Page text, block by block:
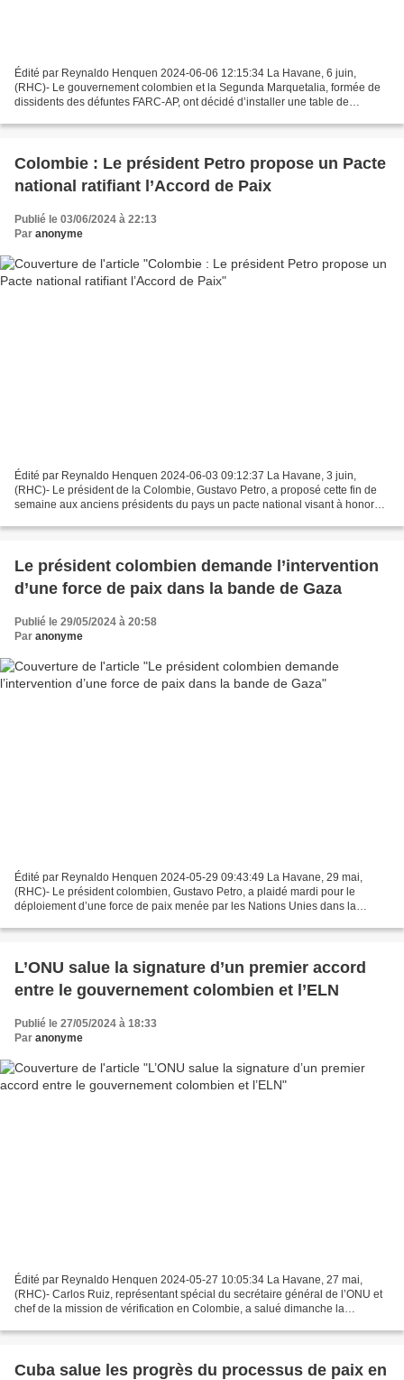
Édité par Reynaldo Henquen 2024-06-06 12:15:34 La Havane, 6 juin,
(RHC)- Le gouvernement colombien et la Segunda Marquetalia, formée de
dissidents des défuntes FARC-AP, ont décidé d’installer une table de
Colombie : Le président Petro propose un Pacte
national ratifiant l’Accord de Paix
Publié le 03/06/2024 à 22:13
Par anonyme
Édité par Reynaldo Henquen 2024-06-03 09:12:37 La Havane, 3 juin,
(RHC)- Le président de la Colombie, Gustavo Petro, a proposé cette fin de
semaine aux anciens présidents du pays un pacte national visant à honorer
Le président colombien demande l’intervention
d’une force de paix dans la bande de Gaza
Publié le 29/05/2024 à 20:58
Par anonyme
Édité par Reynaldo Henquen 2024-05-29 09:43:49 La Havane, 29 mai,
(RHC)- Le président colombien, Gustavo Petro, a plaidé mardi pour le
déploiement d’une force de paix menée par les Nations Unies dans la
L’ONU salue la signature d’un premier accord
entre le gouvernement colombien et l’ELN
Publié le 27/05/2024 à 18:33
Par anonyme
Édité par Reynaldo Henquen 2024-05-27 10:05:34 La Havane, 27 mai,
(RHC)- Carlos Ruiz, représentant spécial du secrétaire général de l’ONU et
chef de la mission de vérification en Colombie, a salué dimanche la
Cuba salue les progrès du processus de paix en